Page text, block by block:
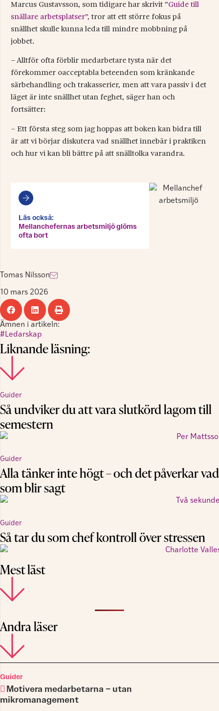
Marcus Gustavsson, som tidigare har skrivit ”Guide till
snällare arbetsplatser”, tror att ett större fokus på
snällhet skulle kunna leda till mindre mobbning på
jobbet.
– Alltför ofta förblir medarbetare tysta när det
förekommer oacceptabla beteenden som kränkande
särbehandling och trakasserier, men att vara passiv i det
läget är inte snällhet utan feghet, säger han och
fortsätter:
– Ett första steg som jag hoppas att boken kan bidra till
är att vi börjar diskutera vad snällhet innebär i praktiken
och hur vi kan bli bättre på att snälltolka varandra.
Läs också:
Mellanchefernas arbetsmiljö glöms
ofta bort
Tomas Nilsson
10 mars 2026
Ämnen i artikeln:
Ledarskap
Liknande läsning:
Guider
Så undviker du att vara slutkörd lagom till
semestern
Guider
Alla tänker inte högt – och det påverkar vad
som blir sagt
Guider
Så tar du som chef kontroll över stressen
Mest läst
Andra läser
Guider
Motivera medarbetarna – utan
mikromanagement